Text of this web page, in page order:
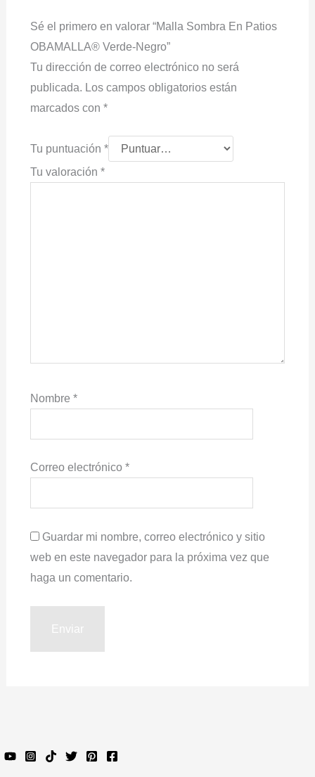
Sé el primero en valorar “Malla Sombra En Patios
OBAMALLA® Verde-Negro”
Tu dirección de correo electrónico no será
publicada. Los campos obligatorios están
marcados con *
Tu puntuación *
Tu valoración *
Nombre *
Correo electrónico *
Guardar mi nombre, correo electrónico y sitio
web en este navegador para la próxima vez que
haga un comentario.